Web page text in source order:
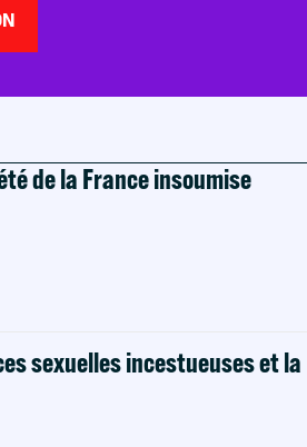
de la France insoumise
sexuelles incestueuses et la